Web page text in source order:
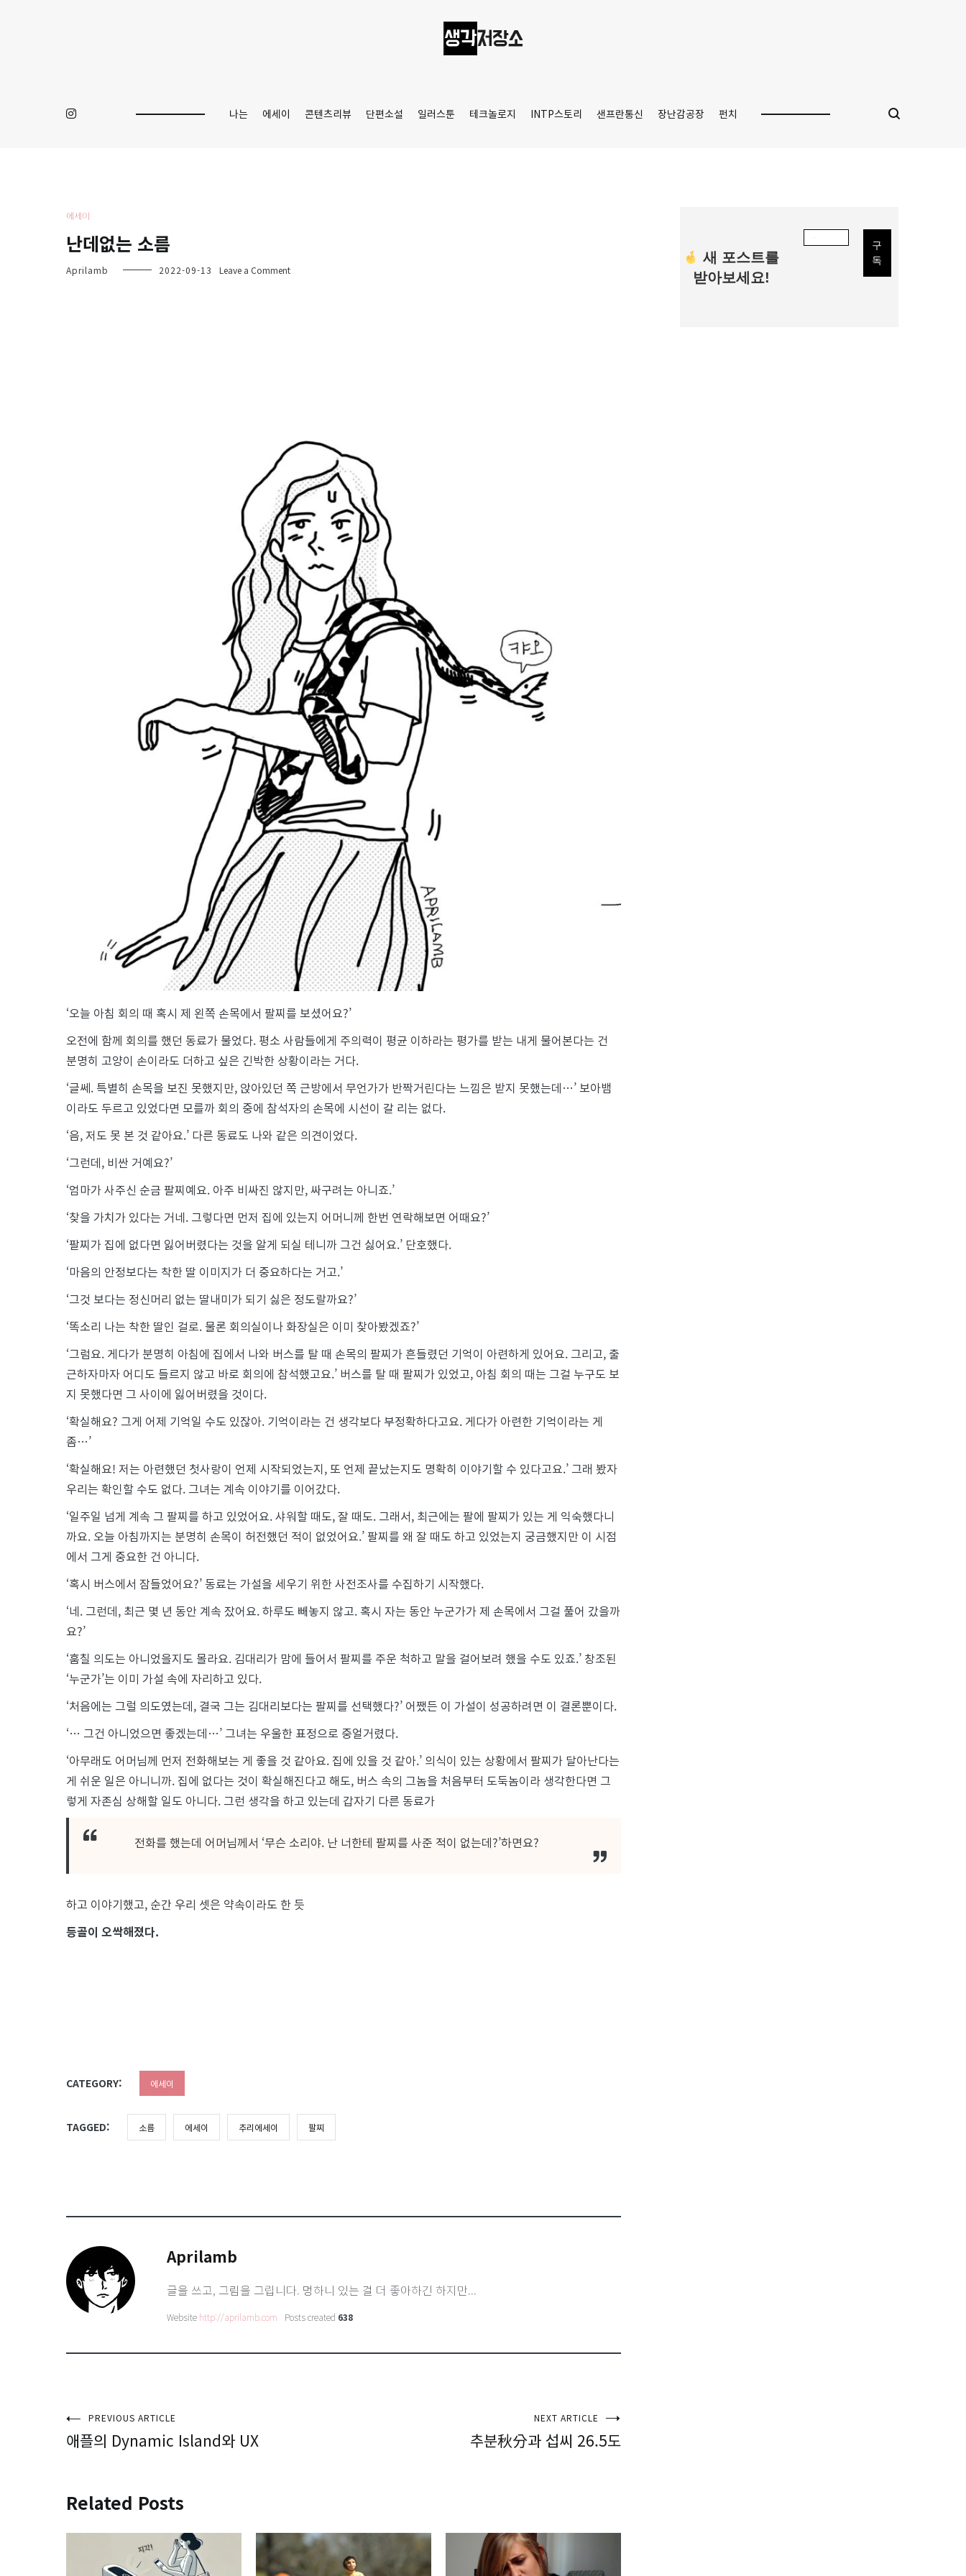
나는 에세이 콘텐츠리뷰 단편소설 일러스툰 테크놀로지 INTP스토리 샌프란통신 장난감공장 펀치
에세이
난데없는 소름
Aprilamb 2022-09-13 Leave a Commenton
‘오늘 아침 회의 때 혹시 제 왼쪽 손목에서 팔찌를 보셨어요?’
오전에 함께 회의를 했던 동료가 물었다. 평소 사람들에게 주의력이 평균 이하라는 평가를 받는 내게 물어본다는 건
분명히 고양이 손이라도 더하고 싶은 긴박한 상황이라는 거다.
‘글쎄. 특별히 손목을 보진 못했지만, 앉아있던 쪽 근방에서 무언가가 반짝거린다는 느낌은 받지 못했는데…’ 보아뱀
이라도 두르고 있었다면 모를까 회의 중에 참석자의 손목에 시선이 갈 리는 없다.
‘음, 저도 못 본 것 같아요.’ 다른 동료도 나와 같은 의견이었다.
‘그런데, 비싼 거예요?’
‘엄마가 사주신 순금 팔찌예요. 아주 비싸진 않지만, 싸구려는 아니죠.’
‘찾을 가치가 있다는 거네. 그렇다면 먼저 집에 있는지 어머니께 한번 연락해보면 어때요?’
‘팔찌가 집에 없다면 잃어버렸다는 것을 알게 되실 테니까 그건 싫어요.’ 단호했다.
‘마음의 안정보다는 착한 딸 이미지가 더 중요하다는 거고.’
‘그것 보다는 정신머리 없는 딸내미가 되기 싫은 정도랄까요?’
‘똑소리 나는 착한 딸인 걸로. 물론 회의실이나 화장실은 이미 찾아봤겠죠?’
‘그럼요. 게다가 분명히 아침에 집에서 나와 버스를 탈 때 손목의 팔찌가 흔들렸던 기억이 아련하게 있어요. 그리고, 출
근하자마자 어디도 들르지 않고 바로 회의에 참석했고요.’ 버스를 탈 때 팔찌가 있었고, 아침 회의 때는 그걸 누구도 보
지 못했다면 그 사이에 잃어버렸을 것이다.
‘확실해요? 그게 어제 기억일 수도 있잖아. 기억이라는 건 생각보다 부정확하다고요. 게다가 아련한 기억이라는 게
좀…’
‘확실해요! 저는 아련했던 첫사랑이 언제 시작되었는지, 또 언제 끝났는지도 명확히 이야기할 수 있다고요.’ 그래 봤자
우리는 확인할 수도 없다. 그녀는 계속 이야기를 이어갔다.
‘일주일 넘게 계속 그 팔찌를 하고 있었어요. 샤워할 때도, 잘 때도. 그래서, 최근에는 팔에 팔찌가 있는 게 익숙했다니
까요. 오늘 아침까지는 분명히 손목이 허전했던 적이 없었어요.’ 팔찌를 왜 잘 때도 하고 있었는지 궁금했지만 이 시점
에서 그게 중요한 건 아니다.
‘혹시 버스에서 잠들었어요?’ 동료는 가설을 세우기 위한 사전조사를 수집하기 시작했다.
‘네. 그런데, 최근 몇 년 동안 계속 잤어요. 하루도 빼놓지 않고. 혹시 자는 동안 누군가가 제 손목에서 그걸 풀어 갔을까
요?’
‘훔칠 의도는 아니었을지도 몰라요. 김대리가 맘에 들어서 팔찌를 주운 척하고 말을 걸어보려 했을 수도 있죠.’ 창조된
‘누군가’는 이미 가설 속에 자리하고 있다.
‘처음에는 그럴 의도였는데, 결국 그는 김대리보다는 팔찌를 선택했다?’ 어쨌든 이 가설이 성공하려면 이 결론뿐이다.
‘… 그건 아니었으면 좋겠는데…’ 그녀는 우울한 표정으로 중얼거렸다.
‘아무래도 어머님께 먼저 전화해보는 게 좋을 것 같아요. 집에 있을 것 같아.’ 의식이 있는 상황에서 팔찌가 달아난다는
게 쉬운 일은 아니니까. 집에 없다는 것이 확실해진다고 해도, 버스 속의 그놈을 처음부터 도둑놈이라 생각한다면 그
렇게 자존심 상해할 일도 아니다. 그런 생각을 하고 있는데 갑자기 다른 동료가
전화를 했는데 어머님께서 ‘무슨 소리야. 난 너한테 팔찌를 사준 적이 없는데?’하면요?
하고 이야기했고, 순간 우리 셋은 약속이라도 한 듯
등골이 오싹해졌다.
CATEGORY: 에세이
TAGGED: 소름 에세이 추리에세이 팔찌
Aprilamb
글을 쓰고, 그림을 그립니다. 멍하니 있는 걸 더 좋아하긴 하지만...
Website http://aprilamb.com Posts created 638
글
색
PREVIOUS ARTICLE
애플의 Dynamic Island와 UX
NEXT ARTICLE
추분秋分과 섭씨 26.5도
Related Posts
새 포스트를
받아보세요!